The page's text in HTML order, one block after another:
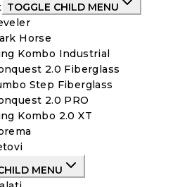
TOGGLE CHILD MENU
Horse
Kombo Industrial
2.0 Fiberglass
Step Fiberglass
2.0 PRO
Kombo 2.0 XT
MENU